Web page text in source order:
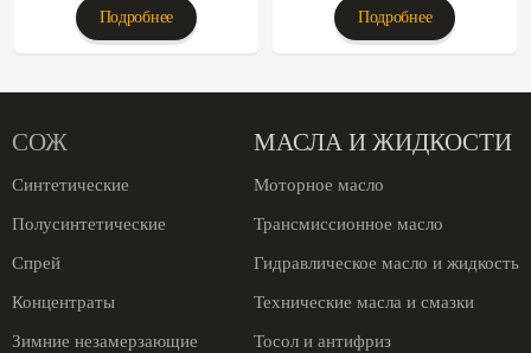
Подробнее Подробнее
СОЖ
Синтетические
Полусинтетические
Спрей
Концентраты
Зимние незамерзающие
МАСЛА И ЖИДКОСТИ
Моторное масло
Трансмиссионное масло
Гидравлическое масло и жидкость
Технические масла и смазки
Тосол и антифриз